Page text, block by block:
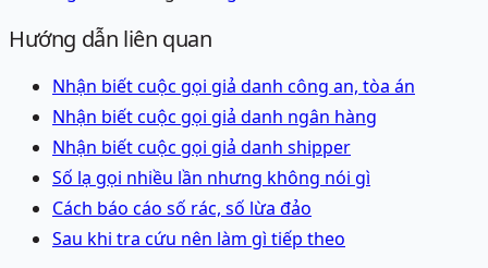
Hướng dẫn liên quan
Nhận biết cuộc gọi giả danh công an, tòa án
Nhận biết cuộc gọi giả danh ngân hàng
Nhận biết cuộc gọi giả danh shipper
Số lạ gọi nhiều lần nhưng không nói gì
Cách báo cáo số rác, số lừa đảo
Sau khi tra cứu nên làm gì tiếp theo